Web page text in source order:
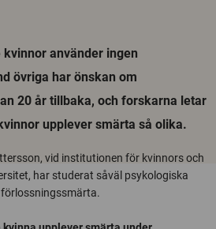
använder ingen
övriga har önskan om
20 år tillbaka, och forskarna letar
upplever smärta så olika.
vid institutionen för kvinnors och
har studerat såväl psykologiska